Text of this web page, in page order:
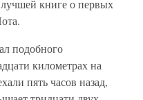
книге о первых
подобного
километрах на
пять часов назад,